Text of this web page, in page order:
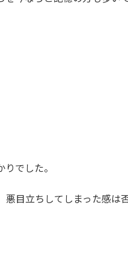
でした。
目立ちしてしまった感は